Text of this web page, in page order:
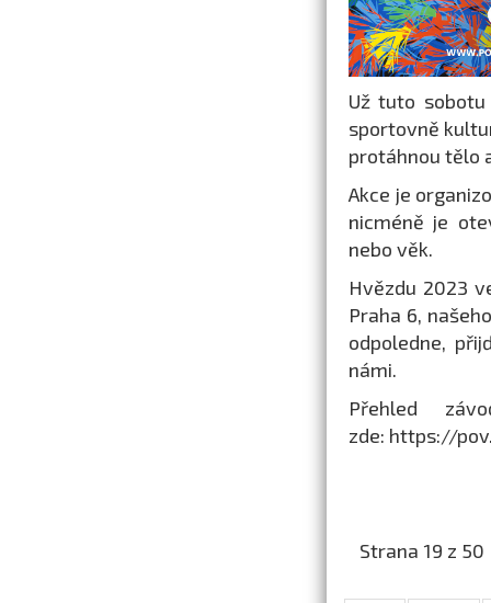
Už tuto
sportovně
protáhnou tělo
Akce je
nicméně je
nebo věk.
Hvězdu 2023
Praha 6,
odpoledne,
námi.
Přehled
zde: https://
Strana 19 z 50